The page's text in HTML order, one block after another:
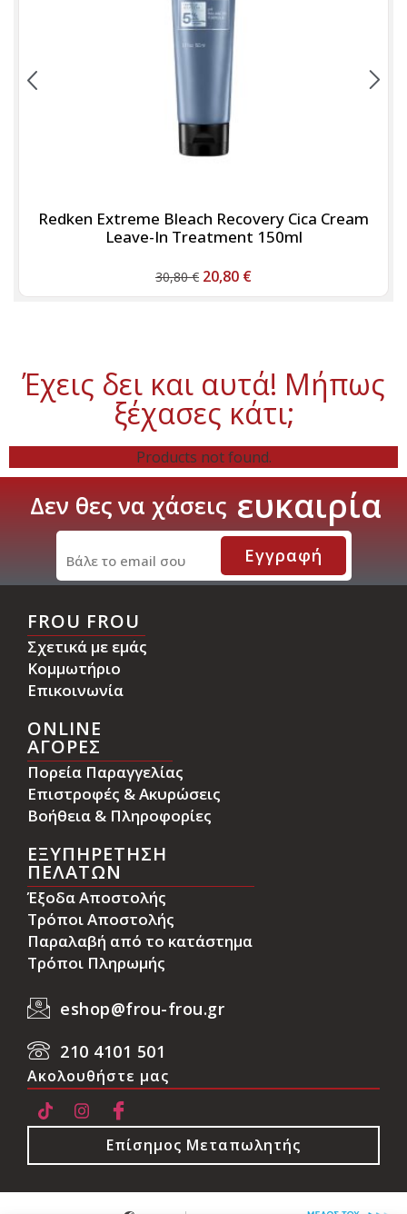
Redken Extreme Bleach Recovery Cica Cream
Leave-In Treatment 150ml
30,80€ 20,80 €
Έχεις δει και αυτά! Μήπως
ξέχασες κάτι;
Products not found.
Δεν θες να χάσεις ευκαιρία
Εγγραφή
FROU FROU
Σχετικά με εμάς
Κομμωτήριο
Επικοινωνία
ONLINE
ΑΓΟΡΕΣ
Πορεία Παραγγελίας
Επιστροφές & Ακυρώσεις
Βοήθεια & Πληροφορίες
ΕΞΥΠΗΡΕΤΗΣΗ
ΠΕΛΑΤΩΝ
Έξοδα Αποστολής
Τρόποι Αποστολής
Παραλαβή από το κατάστημα
Τρόποι Πληρωμής
eshop@frou-frou.gr
210 4101 501
Ακολουθήστε μας
Επίσημος Μεταπωλητής